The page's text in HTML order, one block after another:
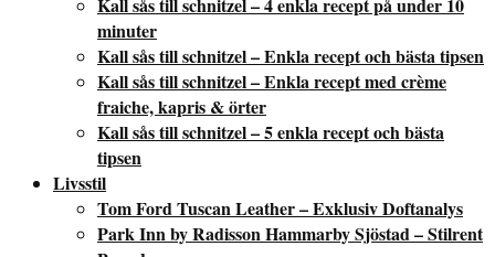
minuter
Kall sås till schnitzel – Enkla recept och bästa tipsen
Kall sås till schnitzel – Enkla recept med crème
fraiche, kapris & örter
Kall sås till schnitzel – 5 enkla recept och bästa
tipsen
Livsstil
Tom Ford Tuscan Leather – Exklusiv Doftanalys
Park Inn by Radisson Hammarby Sjöstad – Stilrent